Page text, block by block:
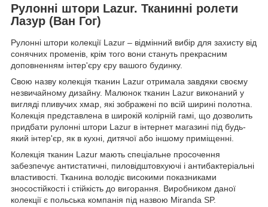
Рулонні штори Lazur. Тканинні ролети
Лазур (Ван Гог)
Рулонні штори колекції Lazur – відмінний вибір для захисту від
сонячних променів, крім того вони стануть прекрасним
доповненням інтер'єру єру вашого будинку.
Свою назву колекція тканин Lazur отримала завдяки своєму
незвичайному дизайну. Малюнок тканин Lazur виконаний у
вигляді пливучих хмар, які зображені по всій ширині полотна.
Колекція представлена в широкій колірній гамі, що дозволить
придбати рулонні штори Lazur в інтернет магазині під будь-
який інтер'єр, як в кухні, дитячої або іншому приміщенні.
Колекція тканин Lazur мають спеціальне просочення
забезпечує антистатичні, пиловідштовхуючі і антибактеріальні
властивості. Тканина володіє високими показниками
зносостійкості і стійкість до вигорання. Виробником даної
колекції є польська компанія під назвою Miranda SP.